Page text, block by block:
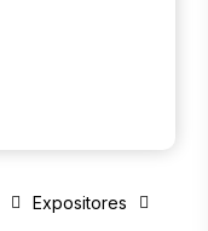
Expositores